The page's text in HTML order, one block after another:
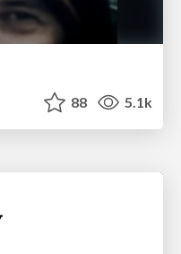
88 5.1k